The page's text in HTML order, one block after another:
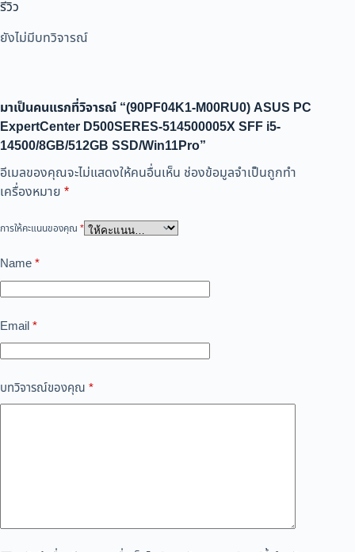
รีวิว
ยังไม่มีบทวิจารณ์
มาเป็นคนแรกที่วิจารณ์ “(90PF04K1-M00RU0) ASUS PC
ExpertCenter D500SERES-514500005X SFF i5-
14500/8GB/512GB SSD/Win11Pro”
อีเมลของคุณจะไม่แสดงให้คนอื่นเห็น ช่องข้อมูลจำเป็นถูกทำ
เครื่องหมาย *
การให้คะแนนของคุณ *
Name*
Email*
บทวิจารณ์ของคุณ *